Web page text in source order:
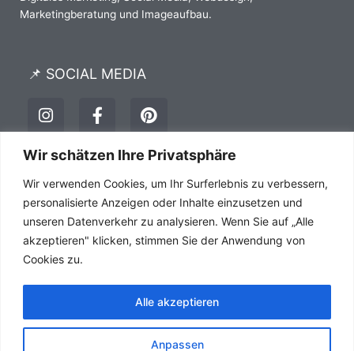
Wir schätzen Ihre Privatsphäre
Wir verwenden Cookies, um Ihr Surferlebnis zu verbessern,
personalisierte Anzeigen oder Inhalte einzusetzen und
unseren Datenverkehr zu analysieren. Wenn Sie auf „Alle
akzeptieren" klicken, stimmen Sie der Anwendung von
Cookies zu.
Anpassen
Alle akzeptieren
Marketingberatung und Imageaufbau.
📌 SOCIAL MEDIA
I
n
s
t
g
r
a
m
F
a
c
e
o
o
k
-
P
i
n
t
r
e
s
t